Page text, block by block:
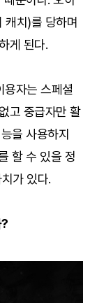
캐치)를 당하며
게 된다.
용자는 스페셜
고 중급자만 활
을 사용하지
할 수 있을 정
가 있다.